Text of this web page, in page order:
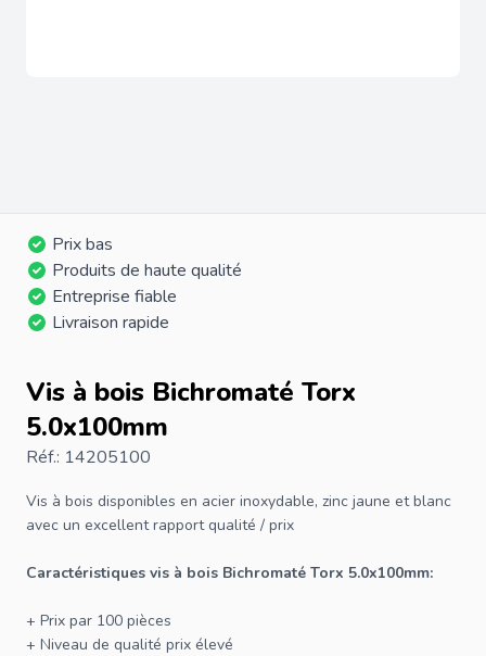
Prix bas
Produits de haute qualité
Entreprise fiable
Livraison rapide
Vis à bois Bichromaté Torx
5.0x100mm
Réf.: 14205100
Vis à bois disponibles en acier inoxydable, zinc jaune et blanc
avec un excellent rapport qualité / prix
Caractéristiques vis à bois Bichromaté Torx 5.0x100mm:
+ Prix par 100 pièces
+ Niveau de qualité prix élevé